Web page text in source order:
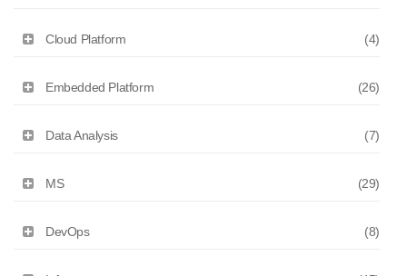
Cloud Platform (4)
Embedded Platform (26)
Data Analysis (7)
MS (29)
DevOps (8)